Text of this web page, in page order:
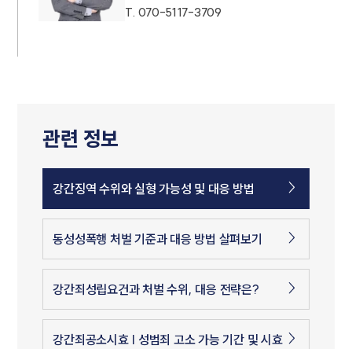
T. 070-5117-3709
관련 정보
강간징역 수위와 실형 가능성 및 대응 방법
동성성폭행 처벌 기준과 대응 방법 살펴보기
강간죄성립요건과 처벌 수위, 대응 전략은?
강간죄공소시효 | 성범죄 고소 가능 기간 및 시효